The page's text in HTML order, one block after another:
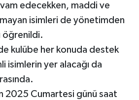
edecekken, maddi ve
isimleri de yönetimden
öğrenildi.
kulübe her konuda destek
isimlerin yer alacağı da
2025 Cumartesi günü saat